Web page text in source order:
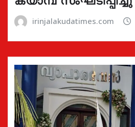
irinjalakudatimes.com